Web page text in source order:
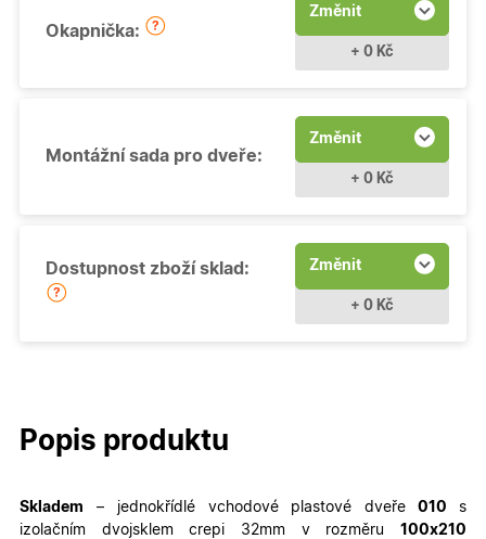
Okapnička:
Změnit
+ 0 Kč
Montážní sada pro dveře:
Změnit
+ 0 Kč
Dostupnost zboží sklad: Změnit
+ 0 Kč
Popis produktu
Skladem – jednokřídlé vchodové plastové dveře 010 s
izolačním dvojsklem crepi 32mm v rozměru 100x210